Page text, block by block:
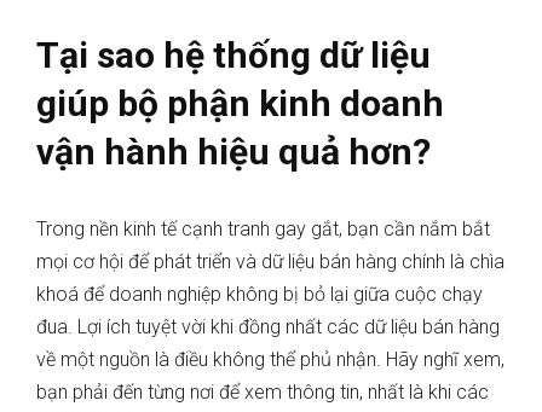
Tại sao hệ thống dữ liệu
giúp bộ phận kinh doanh
vận hành hiệu quả hơn?
Trong nền kinh tế cạnh tranh gay gắt, bạn cần nắm bắt
mọi cơ hội để phát triển và dữ liệu bán hàng chính là chìa
khoá để doanh nghiệp không bị bỏ lại giữa cuộc chạy
đua. Lợi ích tuyệt vời khi đồng nhất các dữ liệu bán hàng
về một nguồn là điều không thể phủ nhận. Hãy nghĩ xem,
bạn phải đến từng nơi để xem thông tin, nhất là khi các